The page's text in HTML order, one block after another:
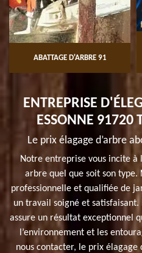
ABATTAGE D'ARBRE 91
ENTREPRISE
ESSONNE 91720
Le prix élagage d’arbre
Notre entreprise vous incite à
arbre quel que soit son type.
professionnelle et qualifiée de
un travail soigné et
assure un résultat exceptionnel
l’environnement et les
nous contacter, le prix